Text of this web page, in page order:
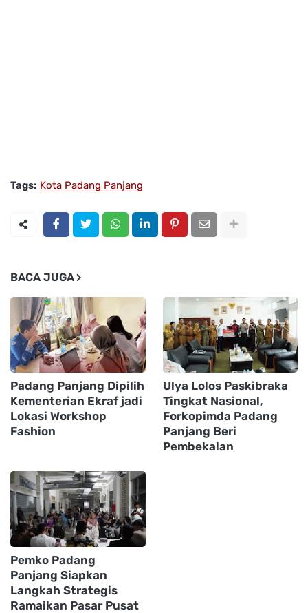
Tags: Kota Padang Panjang
BACA JUGA
Padang Panjang Dipilih
Kementerian Ekraf jadi
Lokasi Workshop
Fashion
Ulya Lolos Paskibraka
Tingkat Nasional,
Forkopimda Padang
Panjang Beri
Pembekalan
Pemko Padang
Panjang Siapkan
Langkah Strategis
Ramaikan Pasar Pusat